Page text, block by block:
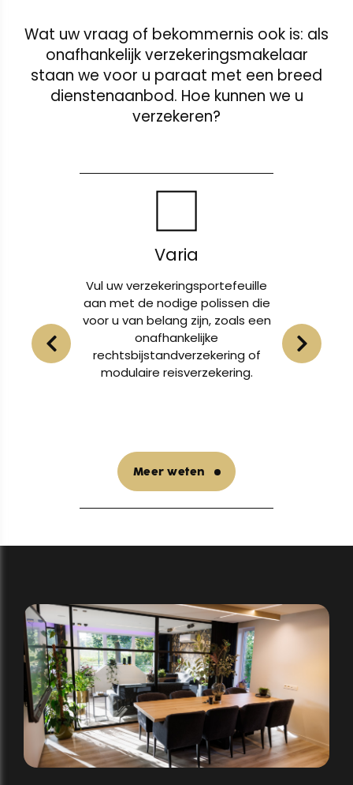
Wat uw vraag of bekommernis ook is: als
onafhankelijk verzekeringsmakelaar
staan we voor u paraat met een breed
dienstenaanbod. Hoe kunnen we u
verzekeren?
Varia
Vul uw verzekeringsportefeuille
aan met de nodige polissen die
voor u van belang zijn, zoals een
onafhankelijke
rechtsbijstandverzekering of
modulaire reisverzekering.
Meer weten